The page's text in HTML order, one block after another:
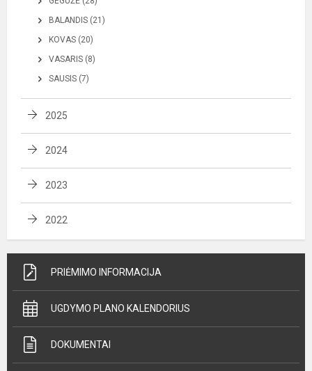
BALANDIS (21)
KOVAS (20)
VASARIS (8)
SAUSIS (7)
2025
2024
2023
2022
PRIĖMIMO INFORMACIJA
UGDYMO PLANO KALENDORIUS
DOKUMENTAI